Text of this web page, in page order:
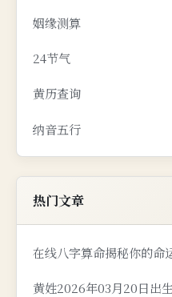
姻缘测算
24节气
黄历查询
纳音五行
热门文章
在线八字算命揭秘你的命
黄姓2026年03月20日出